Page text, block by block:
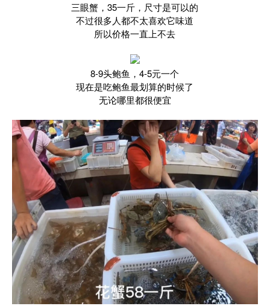
三眼蟹，35一斤，尺寸是可以的
不过很多人都不太喜欢它味道
所以价格一直上不去
8-9头鲍鱼，4-5元一个
现在是吃鲍鱼最划算的时候了
无论哪里都很便宜